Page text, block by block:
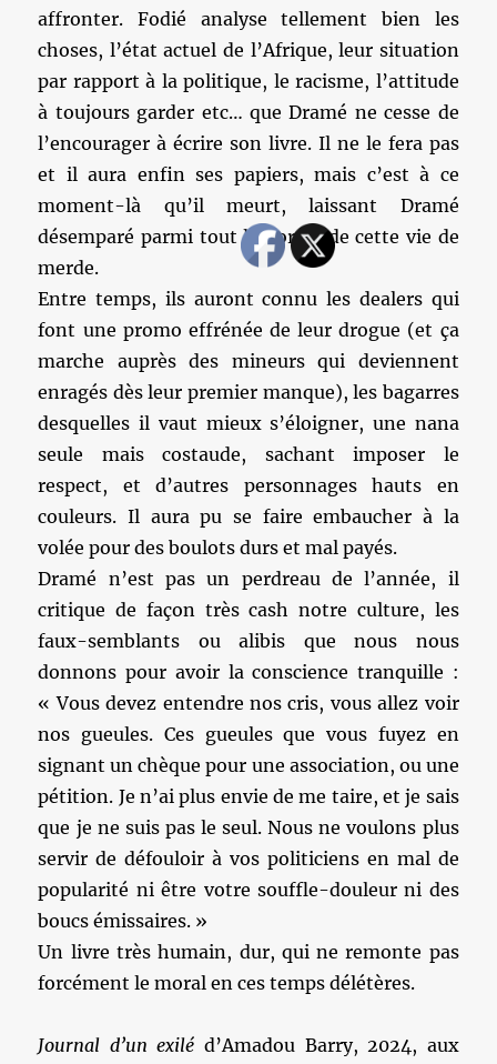
affronter. Fodié analyse tellement bien les
choses, l’état actuel de l’Afrique, leur situation
par rapport à la politique, le racisme, l’attitude
à toujours garder etc… que Dramé ne cesse de
l’encourager à écrire son livre. Il ne le fera pas
et il aura enfin ses papiers, mais c’est à ce
moment-là qu’il meurt, laissant Dramé
désemparé parmi tout le bordel de cette vie de
merde.
Entre temps, ils auront connu les dealers qui
font une promo effrénée de leur drogue (et ça
marche auprès des mineurs qui deviennent
enragés dès leur premier manque), les bagarres
desquelles il vaut mieux s’éloigner, une nana
seule mais costaude, sachant imposer le
respect, et d’autres personnages hauts en
couleurs. Il aura pu se faire embaucher à la
volée pour des boulots durs et mal payés.
Dramé n’est pas un perdreau de l’année, il
critique de façon très cash notre culture, les
faux-semblants ou alibis que nous nous
donnons pour avoir la conscience tranquille :
« Vous devez entendre nos cris, vous allez voir
nos gueules. Ces gueules que vous fuyez en
signant un chèque pour une association, ou une
pétition. Je n’ai plus envie de me taire, et je sais
que je ne suis pas le seul. Nous ne voulons plus
servir de défouloir à vos politiciens en mal de
popularité ni être votre souffle-douleur ni des
boucs émissaires. »
Un livre très humain, dur, qui ne remonte pas
forcément le moral en ces temps délétères.
Journal d’un exilé d’Amadou Barry, 2024, aux